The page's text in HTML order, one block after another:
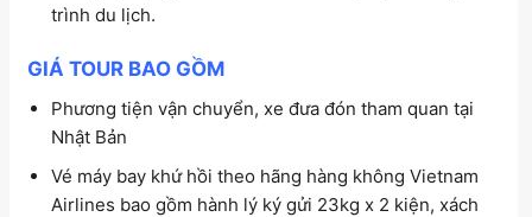
trình du lịch.
GIÁ TOUR BAO GỒM
Phương tiện vận chuyển, xe đưa đón tham quan tại
Nhật Bản
Vé máy bay khứ hồi theo hãng hàng không Vietnam
Airlines bao gồm hành lý ký gửi 23kg x 2 kiện, xách